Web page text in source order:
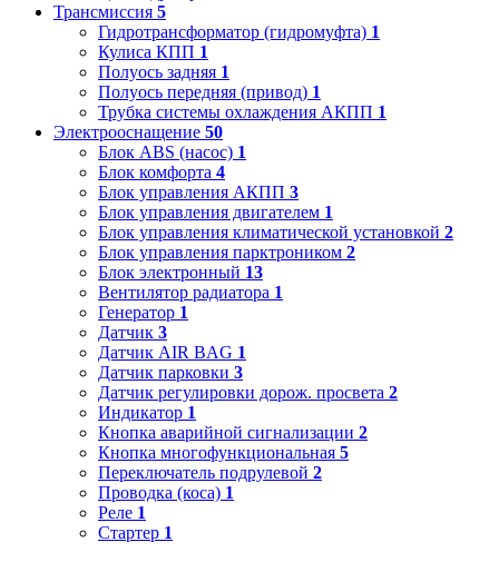
Трансмиссия 5
Гидротрансформатор (гидромуфта) 1
Кулиса КПП 1
Полуось задняя 1
Полуось передняя (привод) 1
Трубка системы охлаждения АКПП 1
Электрооснащение 50
Блок ABS (насос) 1
Блок комфорта 4
Блок управления АКПП 3
Блок управления двигателем 1
Блок управления климатической установкой 2
Блок управления парктроником 2
Блок электронный 13
Вентилятор радиатора 1
Генератор 1
Датчик 3
Датчик AIR BAG 1
Датчик парковки 3
Датчик регулировки дорож. просвета 2
Индикатор 1
Кнопка аварийной сигнализации 2
Кнопка многофункциональная 5
Переключатель подрулевой 2
Проводка (коса) 1
Реле 1
Стартер 1